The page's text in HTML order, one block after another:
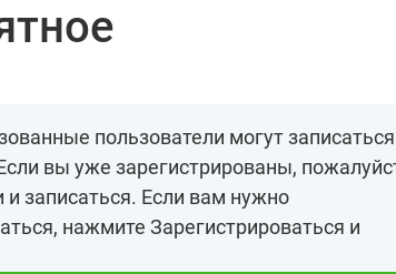
пользователи могут
вы уже зарегистрированы,
записаться. Если вам нужно
нажмите Зарегистрироваться и